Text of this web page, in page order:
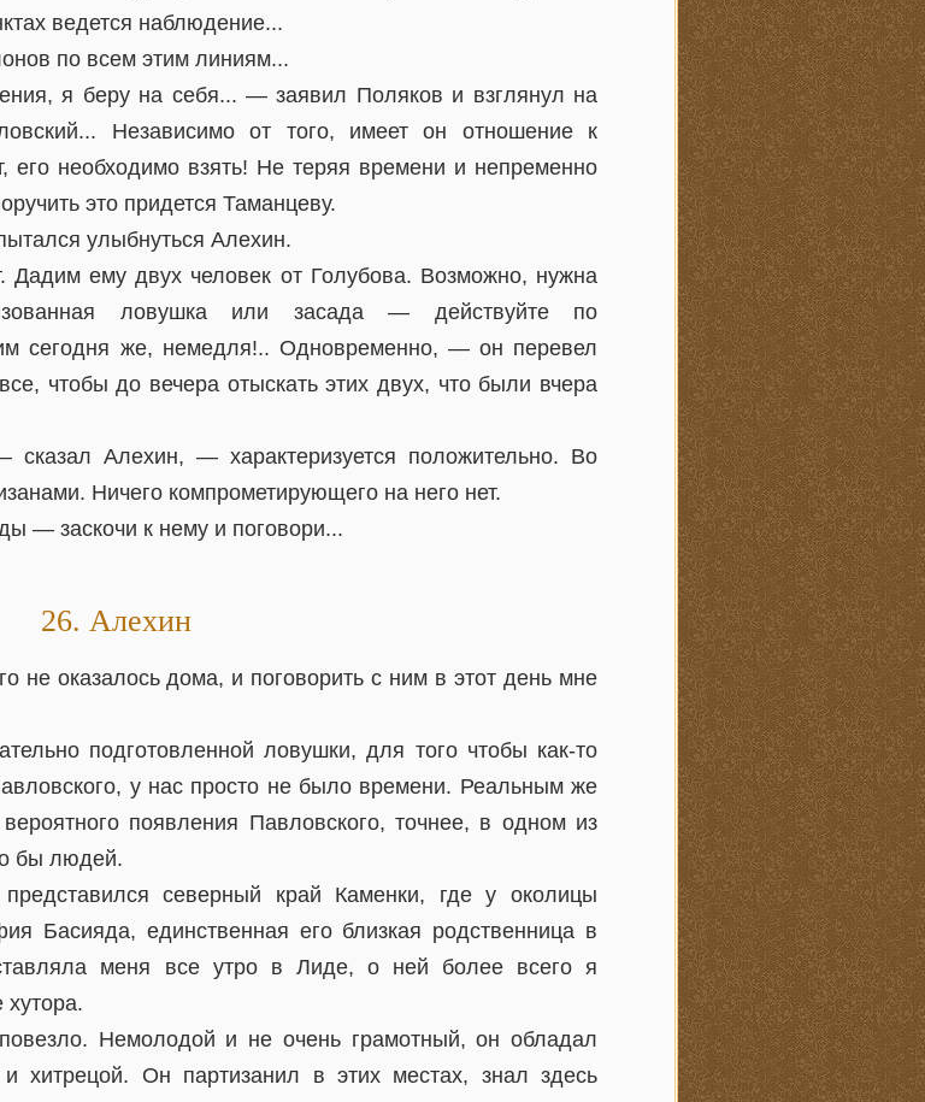
ведется наблюдение...
по всем этим линиям...
я беру на себя... — заявил Поляков и взглянул на
Независимо от того, имеет он отношение к
его необходимо взять! Не теряя времени и непременно
это придется Таманцеву.
улыбнуться Алехин.
ему двух человек от Голубова. Возможно, нужна
ловушка или засада — действуйте по
сегодня же, немедля!.. Одновременно, — он перевел
чтобы до вечера отыскать этих двух, что были вчера
Алехин, — характеризуется положительно. Во
Ничего компрометирующего на него нет.
— заскочи к нему и поговори...
26. Алехин
не оказалось дома, и поговорить с ним в этот день мне
подготовленной ловушки, для того чтобы как-то
у нас просто не было времени. Реальным же
появления Павловского, точнее, в одном из
бы людей.
северный край Каменки, где у околицы
Басияда, единственная его близкая родственница в
меня все утро в Лиде, о ней более всего я
Немолодой и не очень грамотный, он обладал
хитрецой. Он партизанил в этих местах, знал здесь